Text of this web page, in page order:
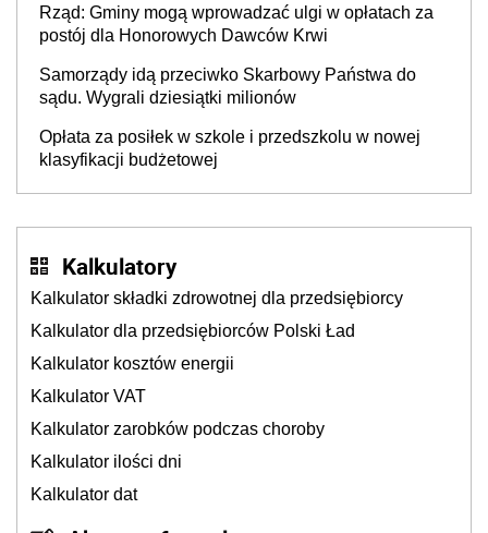
Rząd: Gminy mogą wprowadzać ulgi w opłatach za
postój dla Honorowych Dawców Krwi
Samorządy idą przeciwko Skarbowy Państwa do
sądu. Wygrali dziesiątki milionów
Opłata za posiłek w szkole i przedszkolu w nowej
klasyfikacji budżetowej
Kalkulatory
Kalkulator składki zdrowotnej dla przedsiębiorcy
Kalkulator dla przedsiębiorców Polski Ład
Kalkulator kosztów energii
Kalkulator VAT
Kalkulator zarobków podczas choroby
Kalkulator ilości dni
Kalkulator dat